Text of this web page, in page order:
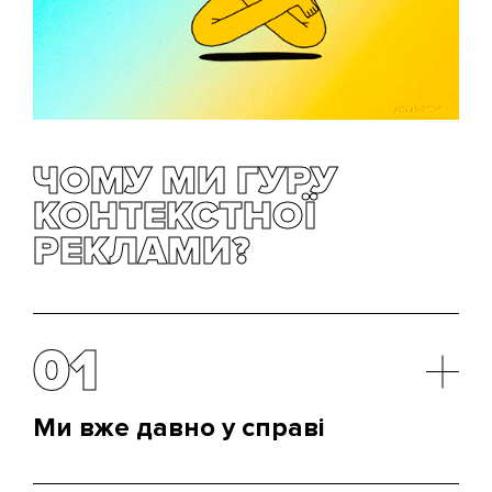
ЧОМУ МИ ГУРУ
КОНТЕКСТНОЇ
РЕКЛАМИ?
01
Ми вже давно у справі
Ми на ринку вже понад 13 років, і за цей час у нас